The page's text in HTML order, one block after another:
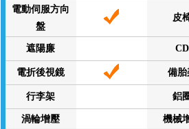
電動伺服方向
盤
皮
遮陽廉 CD
電折後視鏡 備胎
行李架 鋁
渦輪增壓 機械